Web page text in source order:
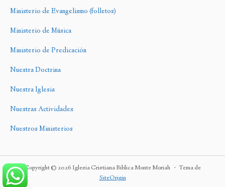
Ministerio de Evangelismo (folletos)
Ministerio de Música
Ministerio de Predicación
Nuestra Doctrina
Nuestra Iglesia
Nuestras Actividades
Nuestros Ministerios
Copyright © 2026 Iglesia Cristiana Biblica Monte Moriah
Tema de
SiteOrigin